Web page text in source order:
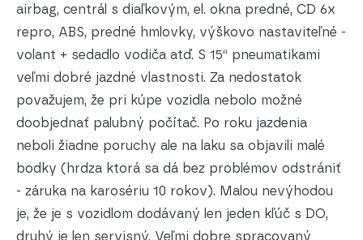
airbag, centrál s diaľkovým, el. okna predné, CD 6x
repro, ABS, predné hmlovky, výškovo nastaviteľné -
volant + sedadlo vodiča atď. S 15“ pneumatikami
veľmi dobré jazdné vlastnosti. Za nedostatok
považujem, že pri kúpe vozidla nebolo možné
doobjednať palubný počítač. Po roku jazdenia
neboli žiadne poruchy ale na laku sa objavili malé
bodky (hrdza ktorá sa dá bez problémov odstrániť
- záruka na karosériu 10 rokov). Malou nevýhodou
je, že je s vozidlom dodávaný len jeden kľúč s DO,
druhý je len servisný. Veľmi dobre spracovaný